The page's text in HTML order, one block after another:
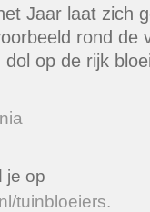
Jaar laat zich
rond de
op de rijk
je op
tuinbloeiers.